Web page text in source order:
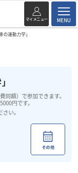
マイメニュー MENU
の運動力学」
同額）で参加できます。
円です。
い。
その他